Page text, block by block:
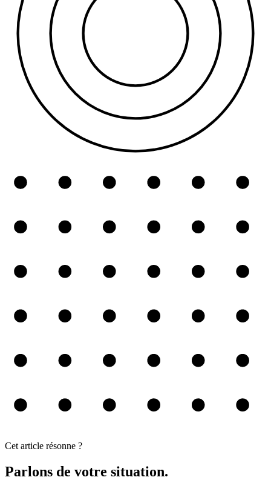
Cet article résonne ?
Parlons de votre situation.